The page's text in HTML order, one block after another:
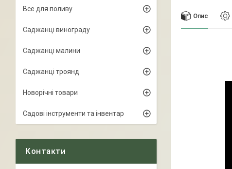
Опис
Все для поливу
Саджанці винограду
Саджанці малини
Саджанці троянд
Новорічні товари
Садові інструменти та інвентар